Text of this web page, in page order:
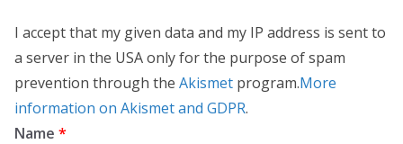
I accept that my given data and my IP address is sent to
a server in the USA only for the purpose of spam
prevention through the Akismet program.More
information on Akismet and GDPR.
Name *